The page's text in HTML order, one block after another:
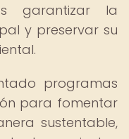
garantizar la
y preservar su
programas
para fomentar
sustentable,